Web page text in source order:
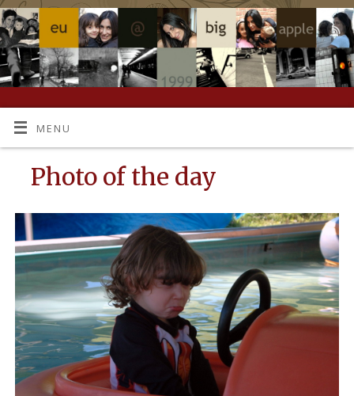
MENU
Photo of the day